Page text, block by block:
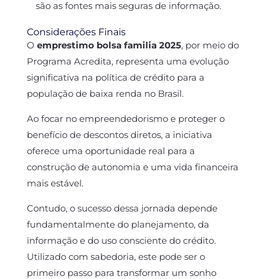
são as fontes mais seguras de informação.
Considerações Finais
O emprestimo bolsa familia 2025, por meio do
Programa Acredita, representa uma evolução
significativa na política de crédito para a
população de baixa renda no Brasil.
Ao focar no empreendedorismo e proteger o
benefício de descontos diretos, a iniciativa
oferece uma oportunidade real para a
construção de autonomia e uma vida financeira
mais estável.
Contudo, o sucesso dessa jornada depende
fundamentalmente do planejamento, da
informação e do uso consciente do crédito.
Utilizado com sabedoria, este pode ser o
primeiro passo para transformar um sonho